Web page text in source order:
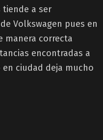
tiende a ser
Volkswagen pues en
manera correcta
encontradas a
ciudad deja mucho